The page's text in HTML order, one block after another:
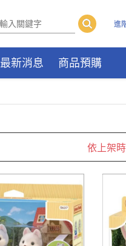
進
最新消息 商品預購
依上架